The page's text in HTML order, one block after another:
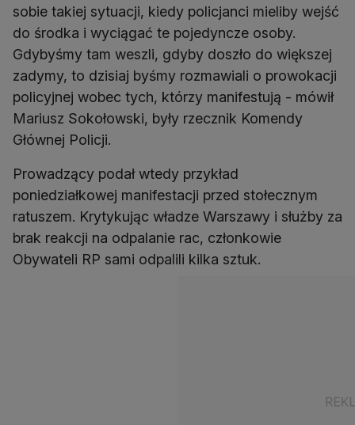
sobie takiej sytuacji, kiedy policjanci mieliby wejść
do środka i wyciągać te pojedyncze osoby.
Gdybyśmy tam weszli, gdyby doszło do większej
zadymy, to dzisiaj byśmy rozmawiali o prowokacji
policyjnej wobec tych, którzy manifestują - mówił
Mariusz Sokołowski, były rzecznik Komendy
Głównej Policji.
Prowadzący podał wtedy przykład
poniedziałkowej manifestacji przed stołecznym
ratuszem. Krytykując władze Warszawy i służby za
brak reakcji na odpalanie rac, członkowie
Obywateli RP sami odpalili kilka sztuk.